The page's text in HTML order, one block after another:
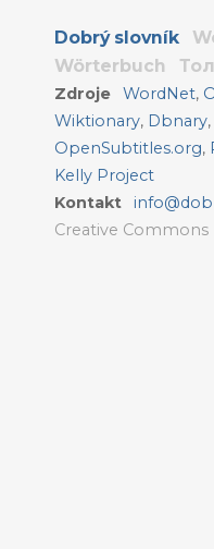
Dobrý slovník
Wörterbuch
Zdroje WordNet,
Wiktionary, Dbnary,
OpenSubtitles.org,
Kelly Project
Kontakt
Creative Commons